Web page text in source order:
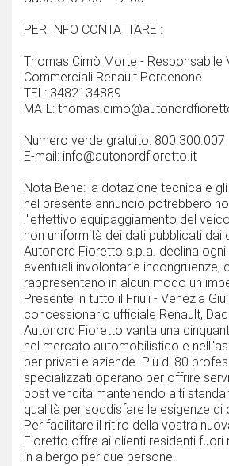
PER INFO CONTATTARE :
Thomas Cimò Morte - Responsabile
Commerciali Renault Pordenone
TEL: 3482134889
MAIL:
Numero verde gratuito: 800.300.007
E-mail: info@autonordfioretto.it
Nota Bene: la dotazione tecnica e
nel presente annuncio potrebbero
l''effettivo equipaggiamento del
non uniformità dei dati pubblicati dai
Autonord Fioretto s.p.a. declina
eventuali involontarie incongruenze,
rappresentano in alcun modo un
Presente in tutto il Friuli - Venezia
concessionario ufficiale Renault,
Autonord Fioretto vanta una
nel mercato automobilistico e
per privati e aziende. Più di 80
specializzati operano per offrire
post vendita mantenendo alti
qualità per soddisfare le esigenze di
Per facilitare il ritiro della vostra
Fioretto offre ai clienti residenti fuori
in albergo per due persone.